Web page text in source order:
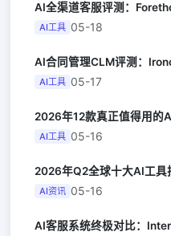
AI工具 05-18
AI合同管理CLM评测：
AI工具 05-17
AI工具 05-16
AI资讯 05-16
AI客服系统终极对比：